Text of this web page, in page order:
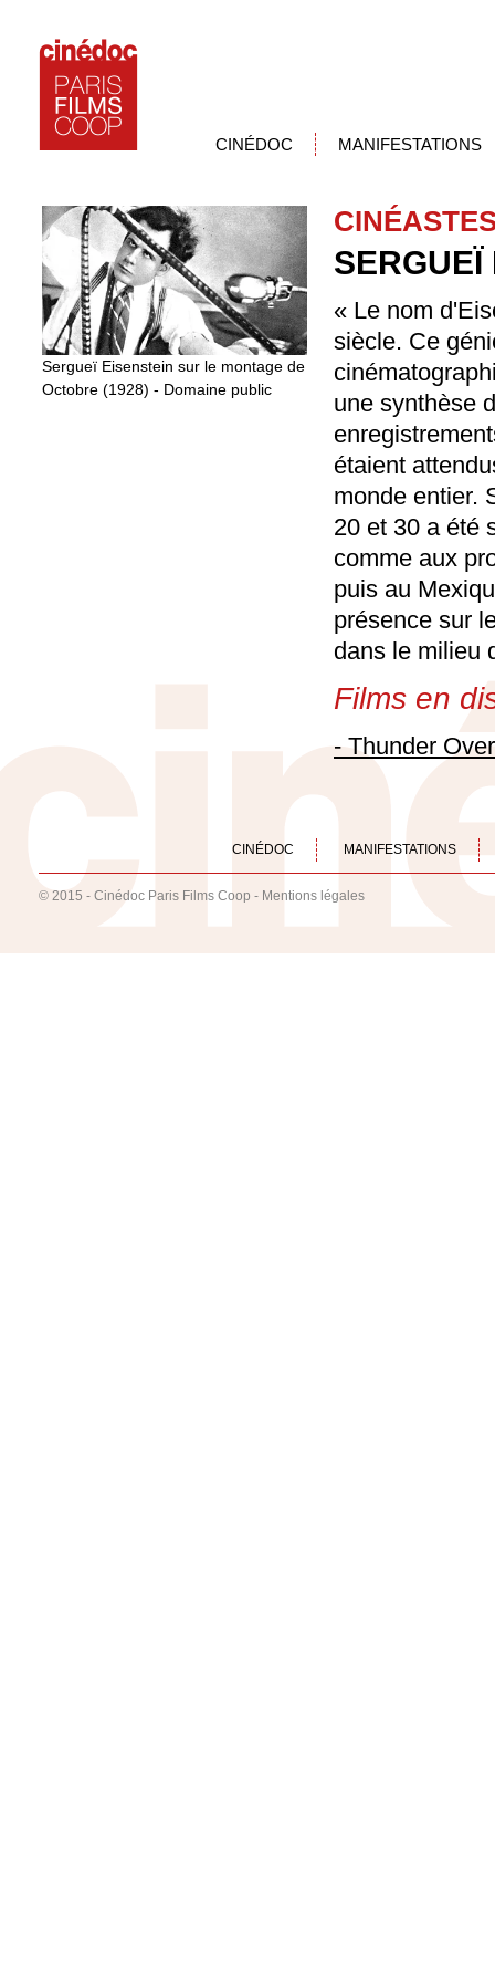
CINÉDOC MANIFESTATIONS
Sergueï Eisenstein sur le montage de
Octobre (1928) - Domaine public
SERGUEÏ
« Le nom
siècle. Ce
une synthèse
étaient
monde entier.
20 et 30 a été
comme aux
puis au
présence sur
dans le milieu
Films en
- Thunder
CINÉDOC MANIFESTATIONS
© 2015 - Cinédoc Paris Films Coop - Mentions légales